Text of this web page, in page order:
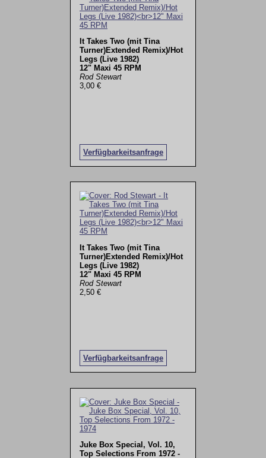
It Takes Two (mit Tina
Turner)Extended Remix)/Hot
Legs (Live 1982)
12" Maxi 45 RPM
Rod Stewart
3,00 €
Verfügbarkeitsanfrage
It Takes Two (mit Tina
Turner)Extended Remix)/Hot
Legs (Live 1982)
12" Maxi 45 RPM
Rod Stewart
2,50 €
Verfügbarkeitsanfrage
Juke Box Special, Vol. 10,
Top Selections From 1972 -